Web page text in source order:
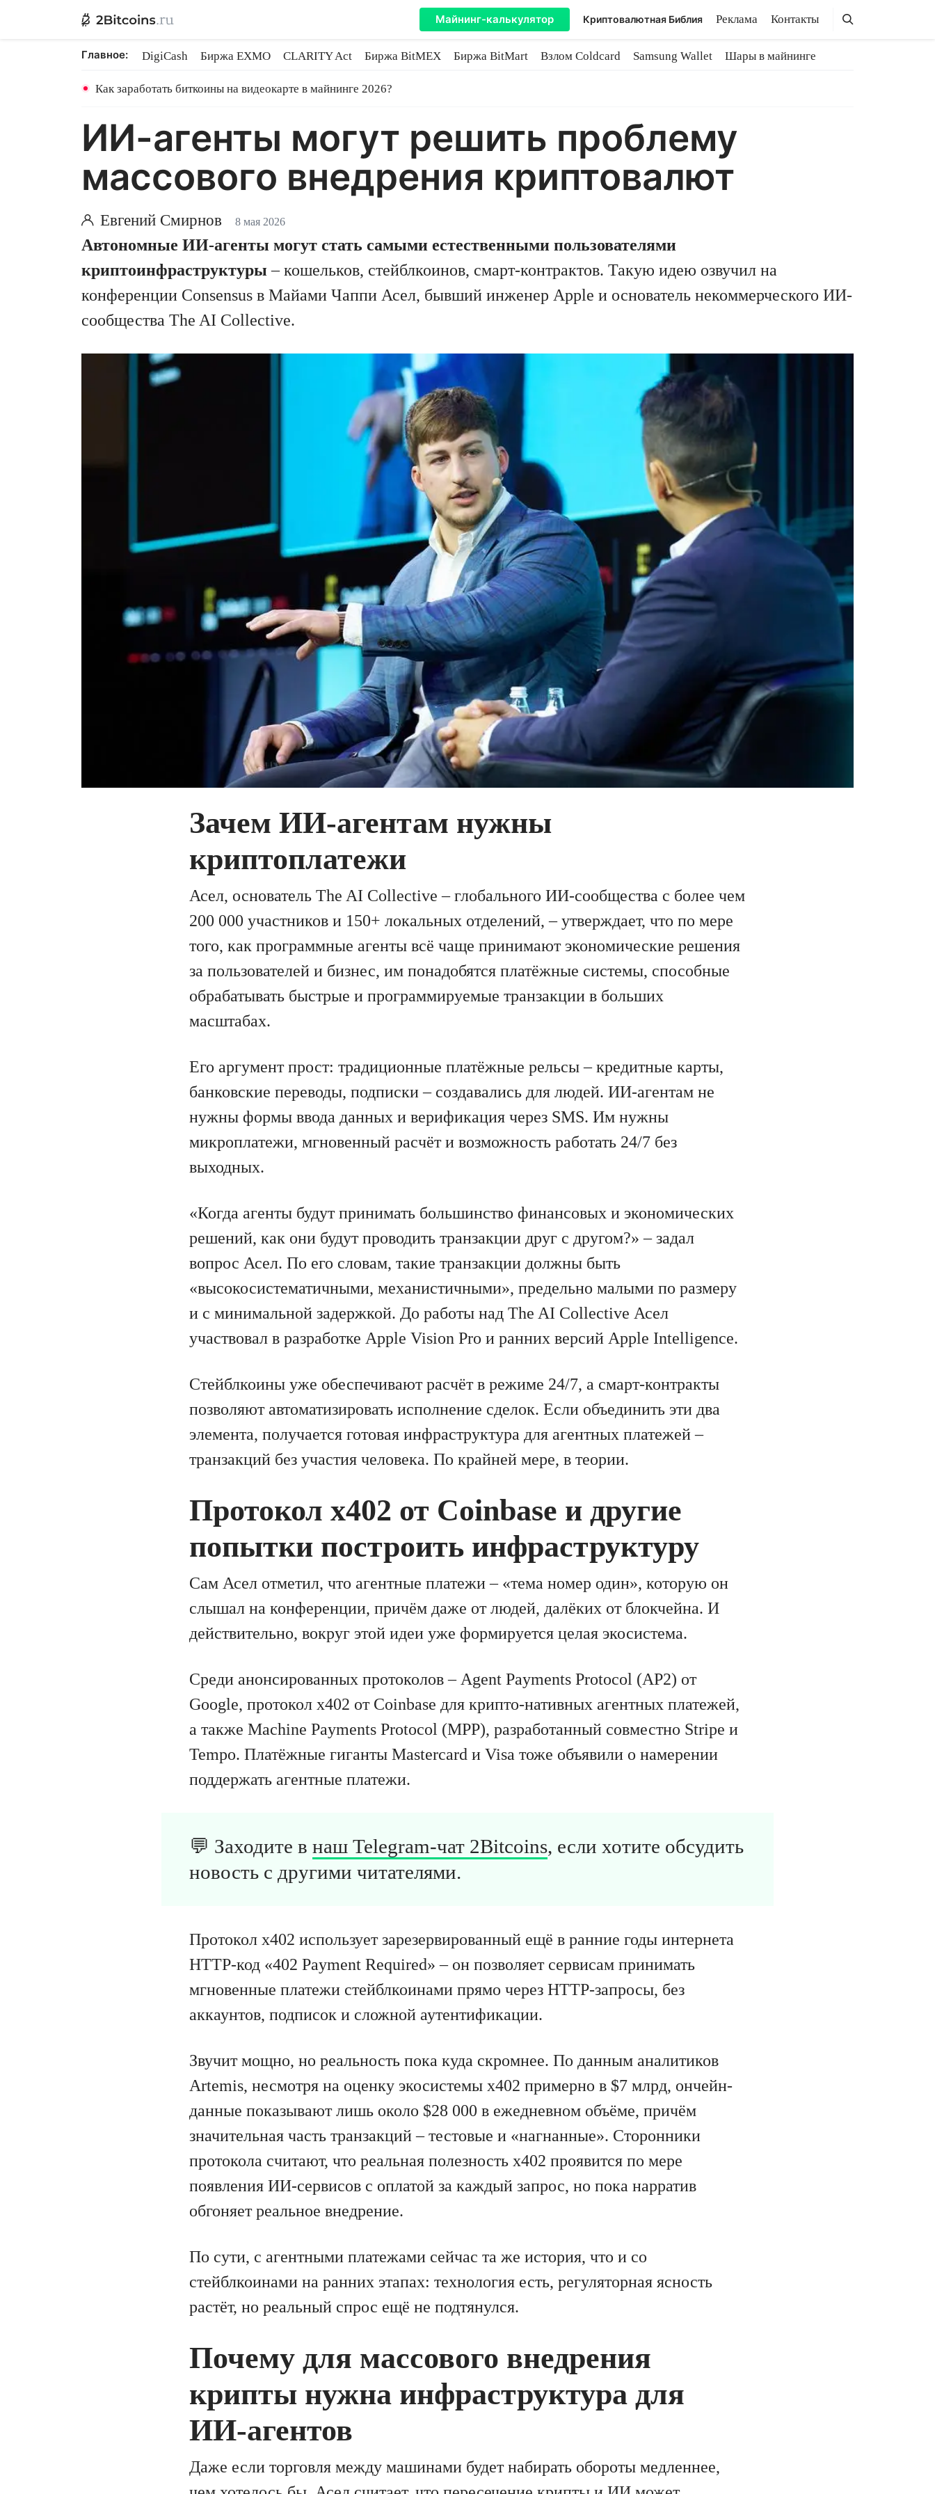
Майнинг-калькулятор Криптовалютная Библия Реклама Контакты Поиск
Поиск
Главное: DigiCash Биржа EXMO CLARITY Act Биржа BitMEX Биржа BitMart Взлом Coldcard Samsung Wallet
Шары в майнинге
Как заработать биткоины на видеокарте в майнинге 2026?
ИИ-агенты могут решить проблему
массового внедрения криптовалют
Евгений Смирнов 8 мая 2026
Автономные ИИ-агенты могут стать самыми естественными пользователями
криптоинфраструктуры – кошельков, стейблкоинов, смарт-контрактов. Такую идею озвучил на
конференции Consensus в Майами Чаппи Асел, бывший инженер Apple и основатель некоммерческого ИИ-
сообщества The AI Collective.
Зачем ИИ-агентам нужны
криптоплатежи
Асел, основатель The AI Collective – глобального ИИ-сообщества с более чем
200 000 участников и 150+ локальных отделений, – утверждает, что по мере
того, как программные агенты всё чаще принимают экономические решения
за пользователей и бизнес, им понадобятся платёжные системы, способные
обрабатывать быстрые и программируемые транзакции в больших
масштабах.
Его аргумент прост: традиционные платёжные рельсы – кредитные карты,
банковские переводы, подписки – создавались для людей. ИИ-агентам не
нужны формы ввода данных и верификация через SMS. Им нужны
микроплатежи, мгновенный расчёт и возможность работать 24/7 без
выходных.
«Когда агенты будут принимать большинство финансовых и экономических
решений, как они будут проводить транзакции друг с другом?» – задал
вопрос Асел. По его словам, такие транзакции должны быть
«высокосистематичными, механистичными», предельно малыми по размеру
и с минимальной задержкой. До работы над The AI Collective Асел
участвовал в разработке Apple Vision Pro и ранних версий Apple Intelligence.
Стейблкоины уже обеспечивают расчёт в режиме 24/7, а смарт-контракты
позволяют автоматизировать исполнение сделок. Если объединить эти два
элемента, получается готовая инфраструктура для агентных платежей –
транзакций без участия человека. По крайней мере, в теории.
Протокол x402 от Coinbase и другие
попытки построить инфраструктуру
Сам Асел отметил, что агентные платежи – «тема номер один», которую он
слышал на конференции, причём даже от людей, далёких от блокчейна. И
действительно, вокруг этой идеи уже формируется целая экосистема.
Среди анонсированных протоколов – Agent Payments Protocol (AP2) от
Google, протокол x402 от Coinbase для крипто-нативных агентных платежей,
а также Machine Payments Protocol (MPP), разработанный совместно Stripe и
Tempo. Платёжные гиганты Mastercard и Visa тоже объявили о намерении
поддержать агентные платежи.
💬 Заходите в наш Telegram-чат 2Bitcoins, если хотите обсудить
новость с другими читателями.
Протокол x402 использует зарезервированный ещё в ранние годы интернета
HTTP-код «402 Payment Required» – он позволяет сервисам принимать
мгновенные платежи стейблкоинами прямо через HTTP-запросы, без
аккаунтов, подписок и сложной аутентификации.
Звучит мощно, но реальность пока куда скромнее. По данным аналитиков
Artemis, несмотря на оценку экосистемы x402 примерно в $7 млрд, ончейн-
данные показывают лишь около $28 000 в ежедневном объёме, причём
значительная часть транзакций – тестовые и «нагнанные». Сторонники
протокола считают, что реальная полезность x402 проявится по мере
появления ИИ-сервисов с оплатой за каждый запрос, но пока нарратив
обгоняет реальное внедрение.
По сути, с агентными платежами сейчас та же история, что и со
стейблкоинами на ранних этапах: технология есть, регуляторная ясность
растёт, но реальный спрос ещё не подтянулся.
Почему для массового внедрения
крипты нужна инфраструктура для
ИИ-агентов
Даже если торговля между машинами будет набирать обороты медленнее,